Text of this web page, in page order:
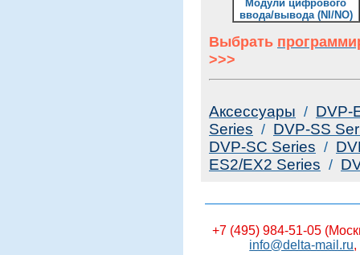
Модули цифрового
ввода/вывода (NI/NO)
Выбрать
>>>
Аксессуары / DVP-
Series / DVP-SS
DVP-SC Series /
ES2/EX2 Series /
+7 (495) 984-51-05
info@delta-mail.ru,